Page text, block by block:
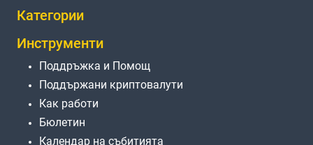
Категории
Инструменти
Поддръжка и Помощ
Поддържани криптовалути
Как работи
Бюлетин
Календар на събитията